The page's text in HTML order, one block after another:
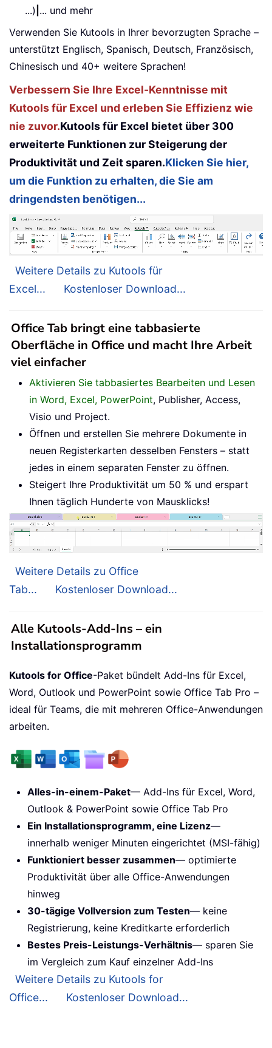
...) ... und mehr
Verwenden Sie Kutools in Ihrer bevorzugten Sprache –
unterstützt Englisch, Spanisch, Deutsch, Französisch,
Chinesisch und 40+ weitere Sprachen!
Verbessern Sie Ihre Excel-Kenntnisse mit
Kutools für Excel und erleben Sie Effizienz wie
nie zuvor.Kutools für Excel bietet über 300
erweiterte Funktionen zur Steigerung der
Produktivität und Zeit sparen.Klicken Sie hier,
um die Funktion zu erhalten, die Sie am
dringendsten benötigen...
Weitere Details zu Kutools für
Excel...
Kostenloser Download...
Office Tab bringt eine tabbasierte
Oberfläche in Office und macht Ihre Arbeit
viel einfacher
Aktivieren Sie tabbasiertes Bearbeiten und Lesen
in Word, Excel, PowerPoint, Publisher, Access,
Visio und Project.
Öffnen und erstellen Sie mehrere Dokumente in
neuen Registerkarten desselben Fensters – statt
jedes in einem separaten Fenster zu öffnen.
Steigert Ihre Produktivität um 50 % und erspart
Ihnen täglich Hunderte von Mausklicks!
Weitere Details zu Office
Tab...
Kostenloser Download...
Alle Kutools-Add-Ins – ein
Installationsprogramm
Kutools for Office-Paket bündelt Add-Ins für Excel,
Word, Outlook und PowerPoint sowie Office Tab Pro –
ideal für Teams, die mit mehreren Office-Anwendungen
arbeiten.
Alles-in-einem-Paket— Add-Ins für Excel, Word,
Outlook & PowerPoint sowie Office Tab Pro
Ein Installationsprogramm, eine Lizenz—
innerhalb weniger Minuten eingerichtet (MSI-fähig)
Funktioniert besser zusammen— optimierte
Produktivität über alle Office-Anwendungen
hinweg
30-tägige Vollversion zum Testen— keine
Registrierung, keine Kreditkarte erforderlich
Bestes Preis-Leistungs-Verhältnis— sparen Sie
im Vergleich zum Kauf einzelner Add-Ins
Weitere Details zu Kutools for
Office...
Kostenloser Download...